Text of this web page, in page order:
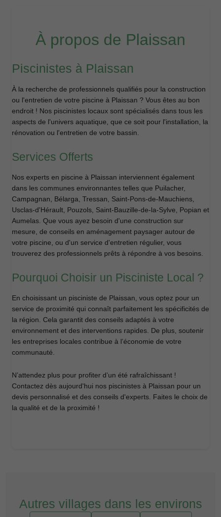
À propos de Plaissan
Piscinistes à Plaissan
À la recherche de professionnels qualifiés pour la construction
ou l'entretien de votre piscine à Plaissan ? Vous êtes au bon
endroit ! Nos piscinistes locaux sont spécialisés dans tous les
aspects de l'univers aquatique, que ce soit pour l'installation, la
rénovation ou l'entretien de votre bassin.
Services Offerts
Nos experts en piscine à Plaissan interviennent également
dans les communes environnantes telles que Puilacher,
Campagnan, Bélarga, Tressan, Saint-Pons-de-Mauchiens,
Usclas-d'Hérault, Pouzols, Saint-Bauzille-de-la-Sylve, Popian et
Aumelas. Que vous ayez besoin d'une construction sur
mesure, de conseils en aménagement paysager autour de
votre piscine, ou d'un service d'entretien régulier, vous
trouverez des professionnels prêts à répondre à vos besoins.
Pourquoi Choisir un Pisciniste Local ?
En choisissant un pisciniste de Plaissan, vous optez pour un
service de proximité qui connaît parfaitement les spécificités de
la région. Cela garantit des conseils adaptés à votre
environnement et des interventions rapides. De plus, soutenir
les entreprises locales contribue à l’économie de votre
communauté.
N’attendez plus pour profiter d’un été rafraîchissant !
Contactez dès aujourd'hui nos piscinistes à Plaissan pour un
devis personnalisé et des conseils d'experts. Faites le choix de
la qualité et de la proximité !
Autres villages dans les environs